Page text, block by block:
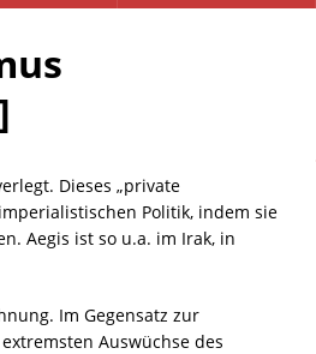
Dieses „private
Politik, indem sie
Aegis ist so u.a. im Irak, in
Im Gegensatz zur
Auswüchse des